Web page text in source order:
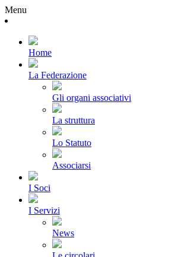
Menu
Home
La Federazione
Gli organi associativi
La struttura
Lo Statuto
Associarsi
I Soci
I Servizi
News